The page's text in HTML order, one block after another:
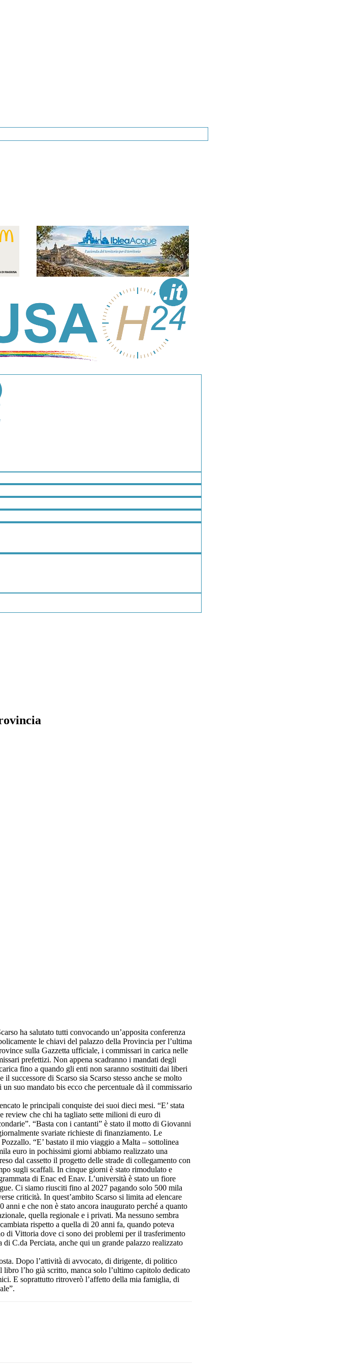
ha salutato tutti convocando un’apposita conferenza
le chiavi del palazzo della Provincia per l’ultima
sulla Gazzetta ufficiale, i commissari in carica nelle
prefettizi. Non appena scadranno i mandati degli
fino a quando gli enti non saranno sostituiti dai liberi
successore di Scarso sia Scarso stesso anche se molto
suo mandato bis ecco che percentuale dà il commissario
le principali conquiste dei suoi dieci mesi. “E’ stata
review che chi ha tagliato sette milioni di euro di
“Basta con i cantanti” è stato il motto di Giovanni
svariate richieste di finanziamento. Le
“E’ bastato il mio viaggio a Malta – sottolinea
euro in pochissimi giorni abbiamo realizzato una
dal cassetto il progetto delle strade di collegamento con
sugli scaffali. In cinque giorni è stato rimodulato e
di Enac ed Enav. L’università è stato un fiore
Ci siamo riusciti fino al 2027 pagando solo 500 mila
criticità. In quest’ambito Scarso si limita ad elencare
e che non è stato ancora inaugurato perché a quanto
quella regionale e i privati. Ma nessuno sembra
rispetto a quella di 20 anni fa, quando poteva
di Vittoria dove ci sono dei problemi per il trasferimento
C.da Perciata, anche qui un grande palazzo realizzato
Dopo l’attività di avvocato, di dirigente, di politico
l’ho già scritto, manca solo l’ultimo capitolo dedicato
E soprattutto ritroverò l’affetto della mia famiglia, di